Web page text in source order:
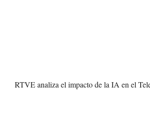
RTVE analiza el impacto de la IA en el